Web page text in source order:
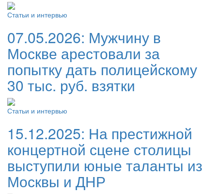
Статьи и интервью
07.05.2026: Мужчину в
Москве арестовали за
попытку дать полицейскому
30 тыс. руб. взятки
Статьи и интервью
15.12.2025: На престижной
концертной сцене столицы
выступили юные таланты из
Москвы и ДНР